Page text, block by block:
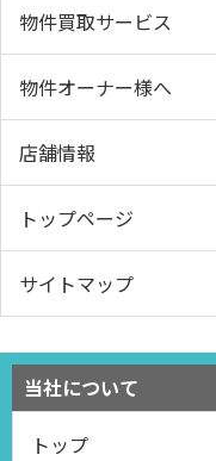
物件買取サービス
物件オーナー様へ
店舗情報
トップページ
サイトマップ
当社について
トップ